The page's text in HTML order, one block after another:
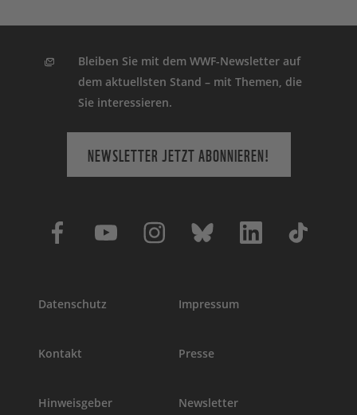
Bleiben Sie mit dem WWF-Newsletter auf
dem aktuellsten Stand – mit Themen, die
Sie interessieren.
NEWSLETTER JETZT ABONNIEREN!
Datenschutz Impressum
Kontakt Presse
Hinweisgeber Newsletter